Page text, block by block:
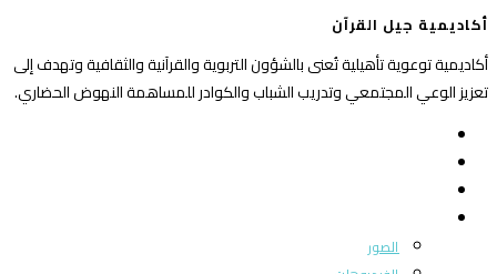
أكاديمية جيل القرآن
أكاديمية توعوية تأهيلية تُعنى بالشؤون التربوية والقرآنية والثقافية وتهدف إلى
تعزيز الوعي المجتمعي وتدريب الشباب والكوادر للمساهمة النهوض الحضاري.
الصور